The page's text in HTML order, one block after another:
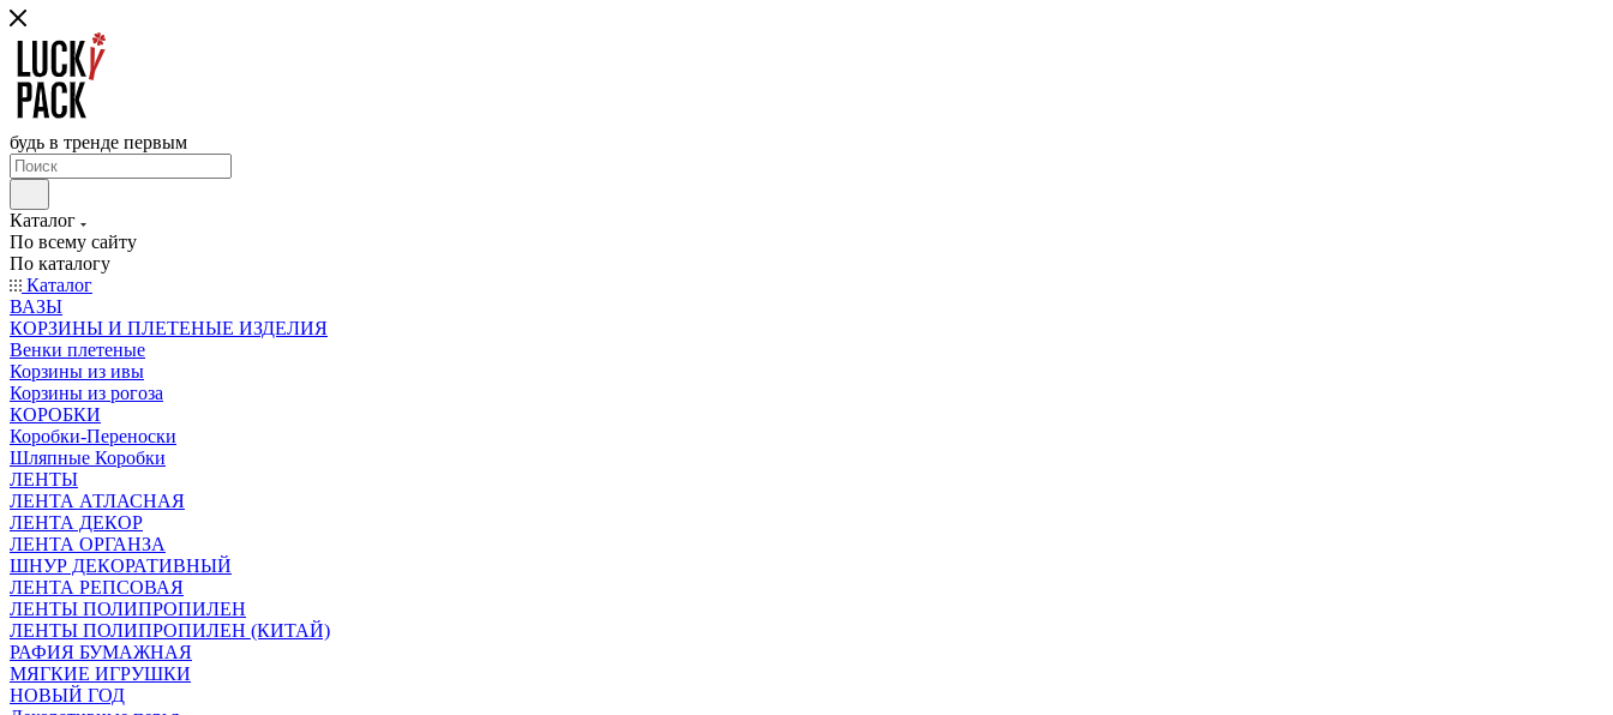
будь в тренде первым
Каталог
По всему сайту
По каталогу
Каталог
ВАЗЫ
КОРЗИНЫ И ПЛЕТЕНЫЕ ИЗДЕЛИЯ
Венки плетеные
Корзины из ивы
Корзины из рогоза
КОРОБКИ
Коробки-Переноски
Шляпные Коробки
ЛЕНТЫ
ЛЕНТА АТЛАСНАЯ
ЛЕНТА ДЕКОР
ЛЕНТА ОРГАНЗА
ШНУР ДЕКОРАТИВНЫЙ
ЛЕНТА РЕПСОВАЯ
ЛЕНТЫ ПОЛИПРОПИЛЕН
ЛЕНТЫ ПОЛИПРОПИЛЕН (КИТАЙ)
РАФИЯ БУМАЖНАЯ
МЯГКИЕ ИГРУШКИ
НОВЫЙ ГОД